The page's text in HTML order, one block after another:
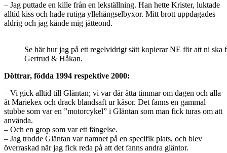
– Jag puttade en kille från en lekställning. Han hette Krister, luktade
alltid kiss och hade rutiga yllehängselbyxor. Mitt brott uppdagades
aldrig och jag kände mig jätteond.
Se här hur jag på ett regelvidrigt sätt kopierar NE för att ni ska
Gertrud & Håkan.
Döttrar, födda 1994 respektive 2000:
– Vi gick alltid till Gläntan; vi var där åtta timmar om dagen och alla
åt Mariekex och drack blandsaft ur kåsor. Det fanns en gammal
stubbe som var en ”motorcykel” i Gläntan som man fick turas om att
använda.
– Och en grop som var ett fängelse.
– Jag trodde Gläntan var namnet på en specifik plats, och blev
överraskad när jag fick reda på att det fanns andra gläntor.